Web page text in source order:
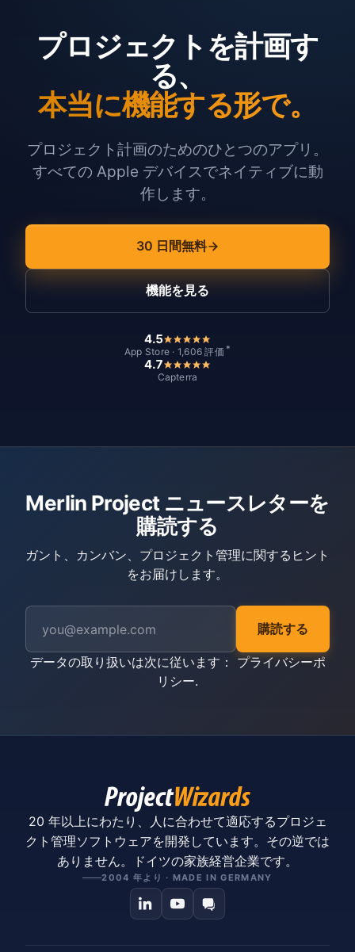
プロジェクトを計画す
る、
本当に機能する形で。
プロジェクト計画のためのひとつのアプリ。
すべての Apple デバイスでネイティブに動
作します。
30 日間無料
機能を見る
4.5
App Store · 1,606 評価 *
4.7
Capterra
Merlin Project ニュースレターを
購読する
ガント、カンバン、プロジェクト管理に関するヒント
をお届けします。
購読する
データの取り扱いは次に従います： プライバシーポ
リシー.
20 年以上にわたり、人に合わせて適応するプロジェ
クト管理ソフトウェアを開発しています。その逆では
ありません。ドイツの家族経営企業です。
2004 年より · MADE IN GERMANY